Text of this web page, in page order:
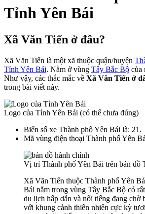
Tỉnh Yên Bái
Xã Văn Tiến ở đâu?
Xã Văn Tiến là một xã thuộc quận/huyện
Tỉnh Yên Bái. Nằm ở vùng Tây Bắc Bộ của
Như vậy, các thắc mắc về Xã Văn Tiến ở
trong bài viết này.
Logo của Tỉnh Yên Bái (có thể chưa đúng)
Biển số xe Thành phố Yên Bái là: 21.
Mã vùng điện thoại Thành phố Yên
Vị trí Thành phố Yên Bái trên bản đồ
Xã Văn Tiến thuộc Thành phố Yên
Bái nằm trong vùng Tây Bắc Bộ có
du lịch hấp dẫn và nổi tiếng đang chờ
với khung cảnh thiên nhiên cực kỳ